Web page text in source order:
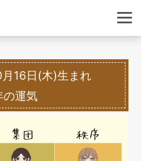
16日(木)生まれ
運気